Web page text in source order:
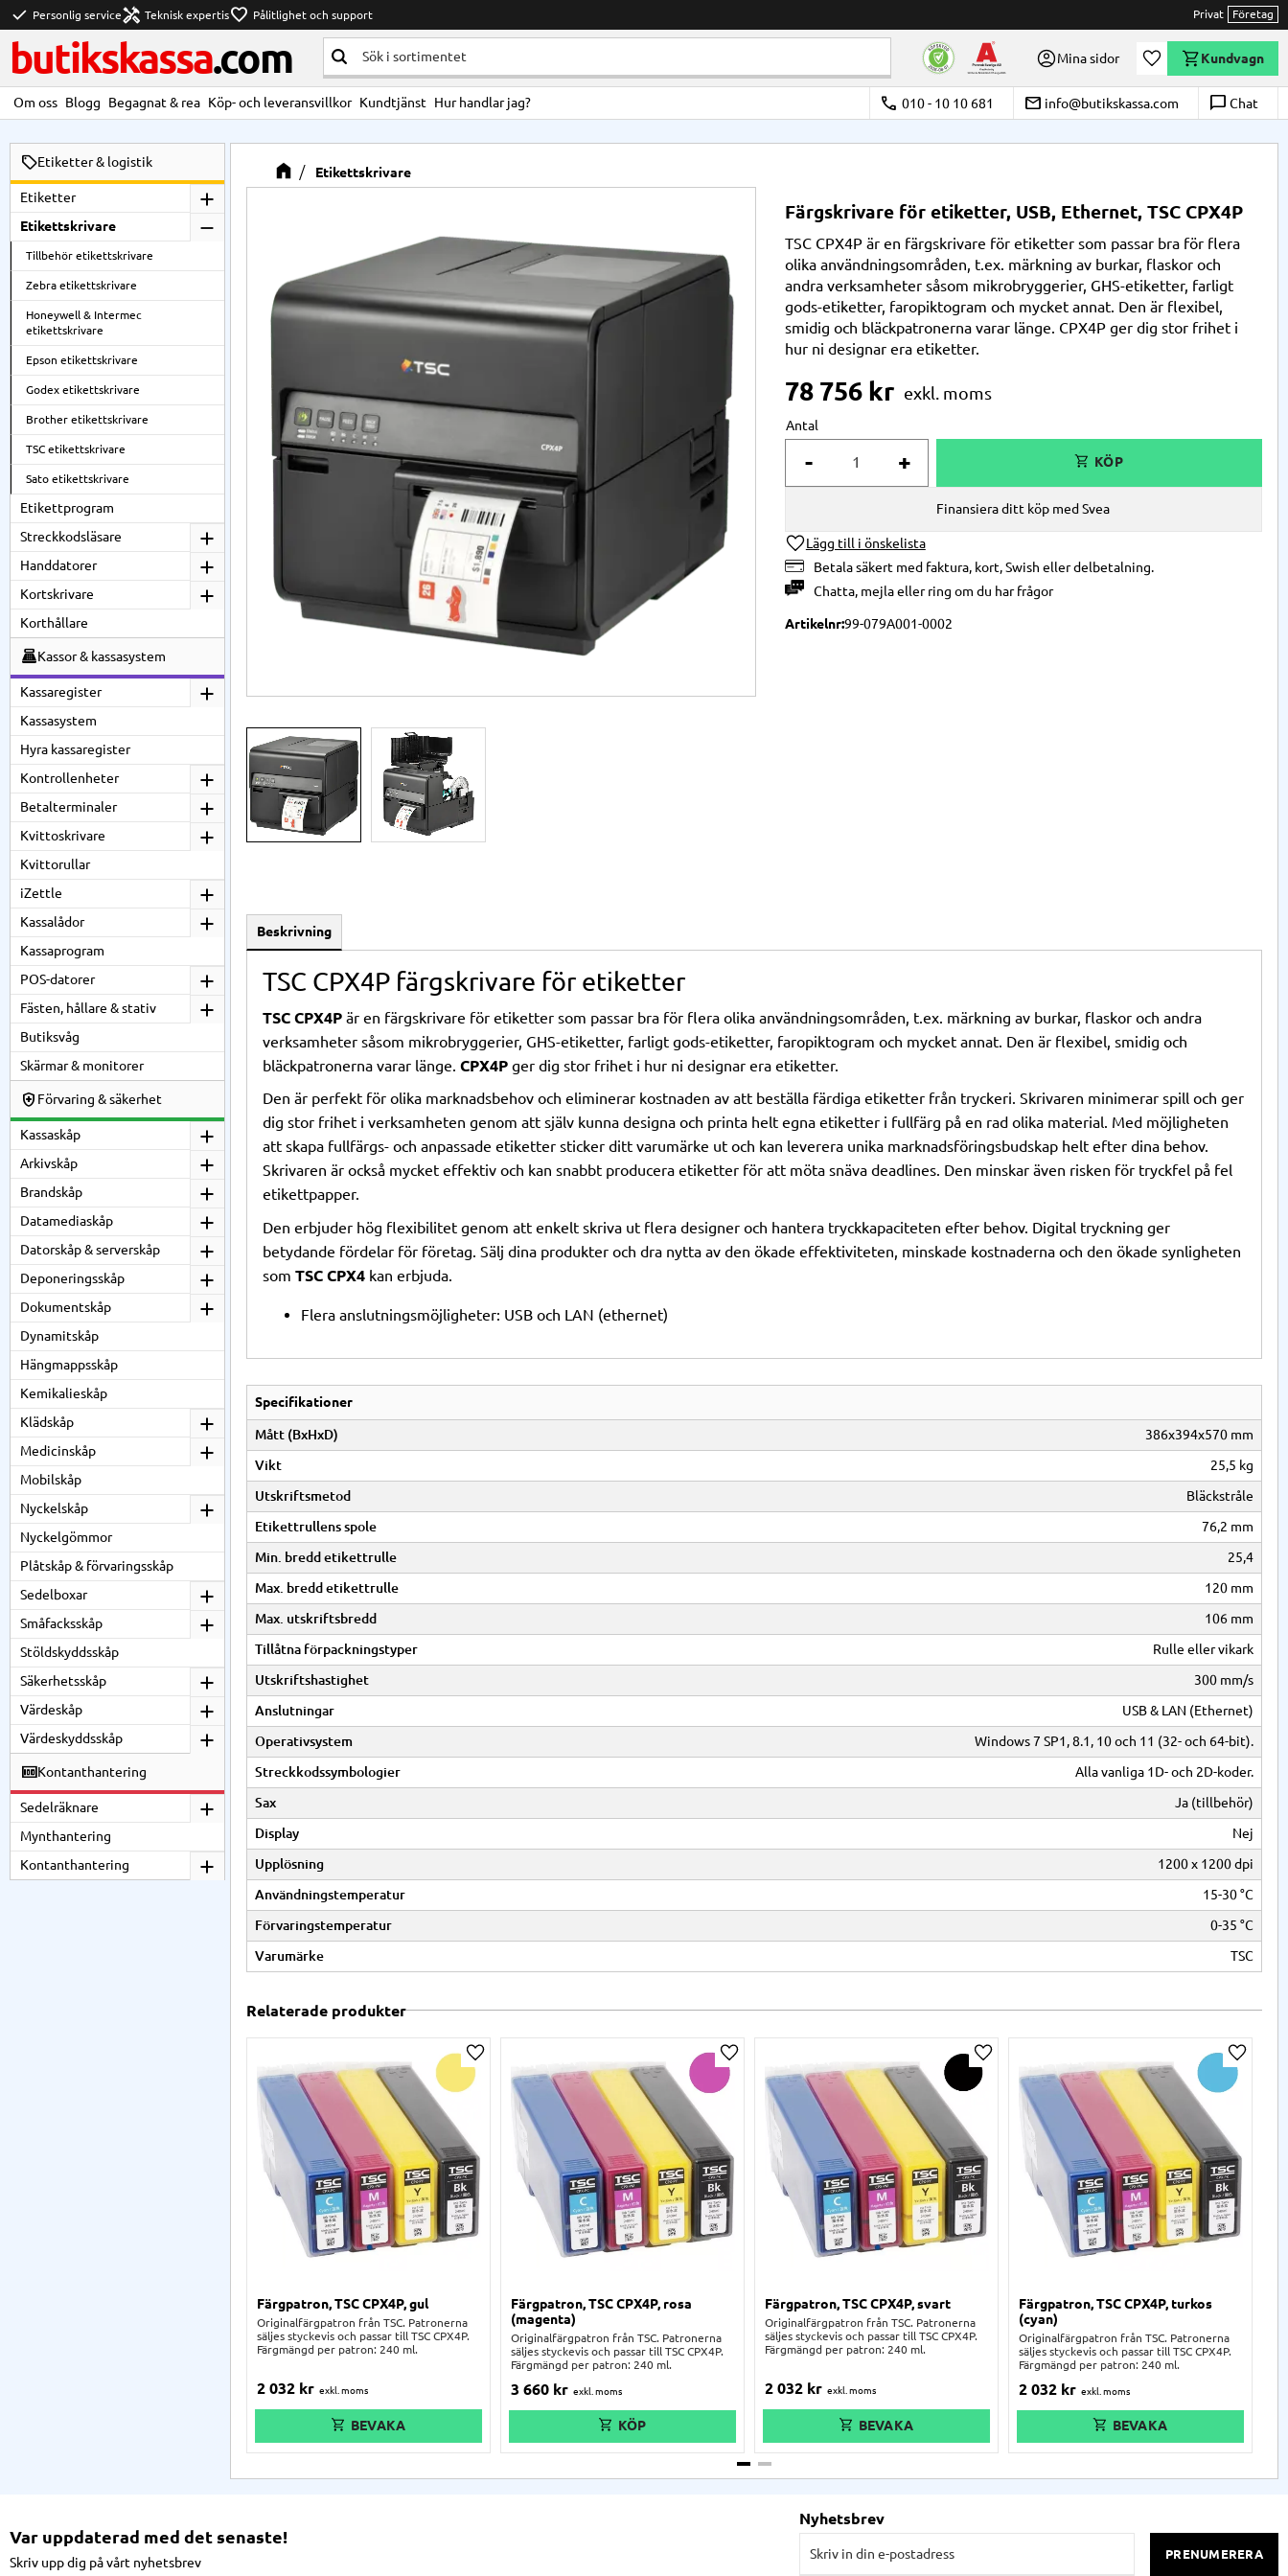
check Personlig servicehandyman Teknisk expertisfavorite Pålitlighet och support Privat Företag
butikskassa.com Mina sidor Önskelista
Kundvagn
Om oss Blogg Begagnat & rea Köp- och leveransvillkor Kundtjänst Hur handlar jag? call 010 - 10 10 681 email info@butikskassa.com chat_bubble_outline Chat
Etikettskrivare
Färgskrivare för etiketter, USB, Ethernet, TSC CPX4P
TSC CPX4P är en färgskrivare för etiketter som passar bra för flera
olika användningsområden, t.ex. märkning av burkar, flaskor och
andra verksamheter såsom mikrobryggerier, GHS-etiketter, farligt
gods-etiketter, faropiktogram och mycket annat. Den är flexibel,
smidig och bläckpatronerna varar länge. CPX4P ger dig stor frihet i
hur ni designar era etiketter.
78 756kr
Antal
+
-
Lägg till i önskelista
Betala säkert med faktura, kort, Swish eller delbetalning.
Chatta, mejlaellerring om du har frågor
Finansiera ditt köp med Svea
Artikelnr99-079A001-0002
Beskrivning
TSC CPX4P färgskrivare för etiketter
TSC CPX4P är en färgskrivare för etiketter som passar bra för flera olika användningsområden, t.ex. märkning av burkar, flaskor och andra
verksamheter såsom mikrobryggerier, GHS-etiketter, farligt gods-etiketter, faropiktogram och mycket annat. Den är flexibel, smidig och
bläckpatronerna varar länge. CPX4P ger dig stor frihet i hur ni designar era etiketter.
Den är perfekt för olika marknadsbehov och eliminerar kostnaden av att beställa färdiga etiketter från tryckeri. Skrivaren minimerar spill och ger
dig stor frihet i verksamheten genom att själv kunna designa och printa helt egna etiketter i fullfärg på en rad olika material. Med möjligheten
att skapa fullfärgs- och anpassade etiketter sticker ditt varumärke ut och kan leverera unika marknadsföringsbudskap helt efter dina behov.
Skrivaren är också mycket effektiv och kan snabbt producera etiketter för att möta snäva deadlines. Den minskar även risken för tryckfel på fel
etikettpapper.
Den erbjuder hög flexibilitet genom att enkelt skriva ut flera designer och hantera tryckkapaciteten efter behov. Digital tryckning ger
betydande fördelar för företag. Sälj dina produkter och dra nytta av den ökade effektiviteten, minskade kostnaderna och den ökade synligheten
som TSC CPX4 kan erbjuda.
Flera anslutningsmöjligheter: USB och LAN (ethernet)
Specifikationer
Mått (BxHxD)
386x394x570 mm
Vikt
25,5 kg
Utskriftsmetod
Bläckstråle
Etikettrullens spole
76,2 mm
Min. bredd etikettrulle
25,4
Max. bredd etikettrulle
120 mm
Max. utskriftsbredd
106 mm
Tillåtna förpackningstyper
Rulle eller vikark
Utskriftshastighet
300 mm/s
Anslutningar
USB & LAN (Ethernet)
Operativsystem
Windows 7 SP1, 8.1, 10 och 11 (32- och 64-bit).
Streckkodssymbologier
Alla vanliga 1D- och 2D-koder.
Sax
Ja (tillbehör)
Display
Nej
Upplösning
1200 x 1200 dpi
Användningstemperatur
15-30 °C
Förvaringstemperatur
0-35 °C
Varumärke
TSC
Relaterade produkter
Färgpatron, TSC CPX4P, gul
Originalfärgpatron från TSC. Patronerna
säljes styckevis och passar till TSC CPX4P.
Färgmängd per patron: 240 ml.
2 032 kr
Lägg till i önskelista
Färgpatron, TSC CPX4P, rosa
(magenta)
Originalfärgpatron från TSC. Patronerna
säljes styckevis och passar till TSC CPX4P.
Färgmängd per patron: 240 ml.
3 660 kr
Lägg till i önskelista
Färgpatron, TSC CPX4P, svart
Originalfärgpatron från TSC. Patronerna
säljes styckevis och passar till TSC CPX4P.
Färgmängd per patron: 240 ml.
2 032 kr
Lägg till i önskelista
Färgpatron, TSC CPX4P, turkos
(cyan)
Originalfärgpatron från TSC. Patronerna
säljes styckevis och passar till TSC CPX4P.
Färgmängd per patron: 240 ml.
2 032 kr
Lägg
Etiketter & logistik
Etiketter
Etikettskrivare
Tillbehör etikettskrivare
Zebra etikettskrivare
Honeywell & Intermec
etikettskrivare
Epson etikettskrivare
Godex etikettskrivare
Brother etikettskrivare
TSC etikettskrivare
Sato etikettskrivare
Etikettprogram
Streckkodsläsare
Handdatorer
Kortskrivare
Korthållare
Kassor & kassasystem
Kassaregister
Kassasystem
Hyra kassaregister
Kontrollenheter
Betalterminaler
Kvittoskrivare
Kvittorullar
iZettle
Kassalådor
Kassaprogram
POS-datorer
Fästen, hållare & stativ
Butiksvåg
Skärmar & monitorer
Förvaring & säkerhet
Kassaskåp
Arkivskåp
Brandskåp
Datamediaskåp
Datorskåp & serverskåp
Deponeringsskåp
Dokumentskåp
Dynamitskåp
Hängmappsskåp
Kemikalieskåp
Klädskåp
Medicinskåp
Mobilskåp
Nyckelskåp
Nyckelgömmor
Plåtskåp & förvaringsskåp
Sedelboxar
Småfacksskåp
Stöldskyddsskåp
Säkerhetsskåp
Värdeskåp
Värdeskyddsskåp
Kontanthantering
Sedelräknare
Mynthantering
Kontanthantering
Var uppdaterad med det senaste!
Skriv upp dig på vårt nyhetsbrev
Nyhetsbrev
PRENUMERERA